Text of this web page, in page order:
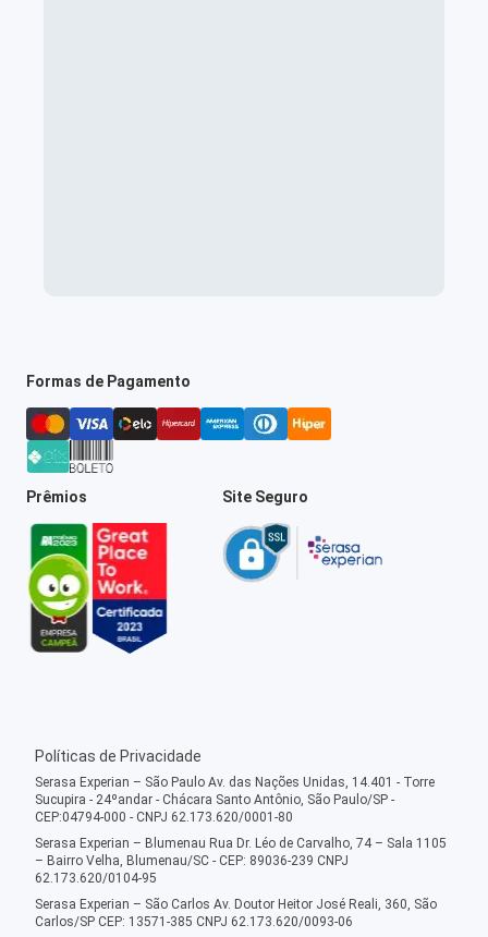
Formas de Pagamento
Prêmios Site Seguro
Políticas de Privacidade
Serasa Experian – São Paulo Av. das Nações Unidas, 14.401 - Torre
Sucupira - 24ºandar - Chácara Santo Antônio, São Paulo/SP -
CEP:04794-000 - CNPJ 62.173.620/0001-80
Serasa Experian – Blumenau Rua Dr. Léo de Carvalho, 74 – Sala 1105
– Bairro Velha, Blumenau/SC - CEP: 89036-239 CNPJ
62.173.620/0104-95
Serasa Experian – São Carlos Av. Doutor Heitor José Reali, 360, São
Carlos/SP CEP: 13571-385 CNPJ 62.173.620/0093-06